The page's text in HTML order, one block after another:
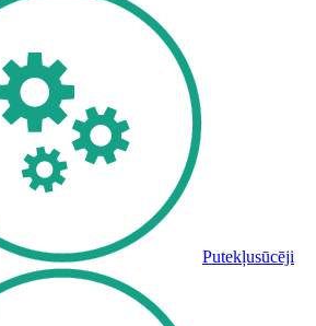
Putekļusūcēji